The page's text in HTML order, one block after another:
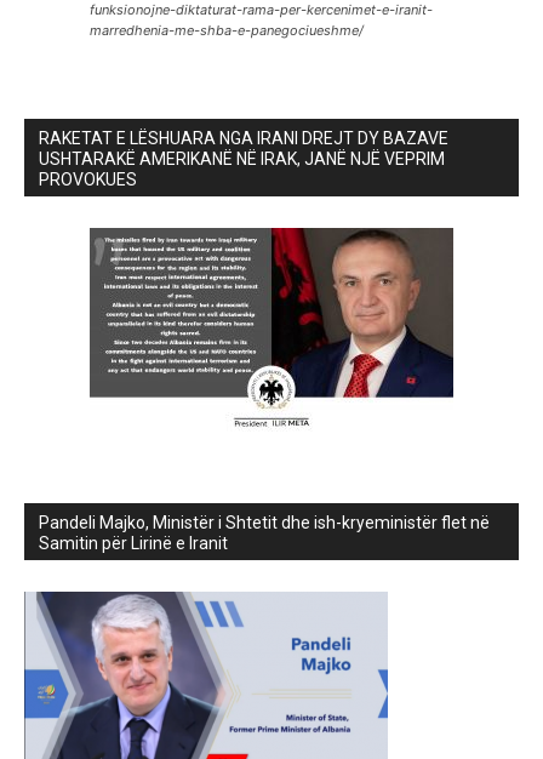
funksionojne-diktaturat-rama-per-kercenimet-e-iranit-
marredhenia-me-shba-e-panegociueshme/
RAKETAT E LËSHUARA NGA IRANI DREJT DY BAZAVE
USHTARAKË AMERIKANË NË IRAK, JANË NJË VEPRIM
PROVOKUES
Pandeli Majko, Ministër i Shtetit dhe ish-kryeministër flet në
Samitin për Lirinë e Iranit